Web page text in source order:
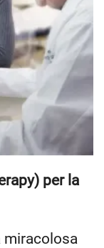
per la
miracolosa